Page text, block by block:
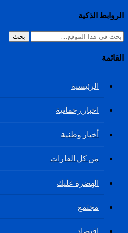
الروابط الذكية
بحث
القائمة
الرئيسية
اخبار رحمانية
أخبار وطنية
من كل القارات
الهضرة عليك
مجتمع
اقتصاد